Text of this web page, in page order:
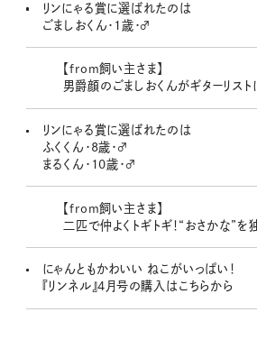
リンにゃる賞に選ばれたのは
ごましおくん・1歳・♂
【from飼い主さま】
男爵顔のごましおくんがギターリストに
リンにゃる賞に選ばれたのは
ふくくん・8歳・♂
まるくん・10歳・♂
【from飼い主さま】
二匹で仲よくトギトギ！“おさかな”を
にゃんともかわいい ねこがいっぱい！
『リンネル』4月号の購入はこちらから